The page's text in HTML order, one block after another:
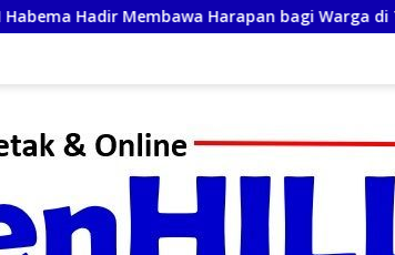
bagi Warga di Tengah Konflik Ugimba